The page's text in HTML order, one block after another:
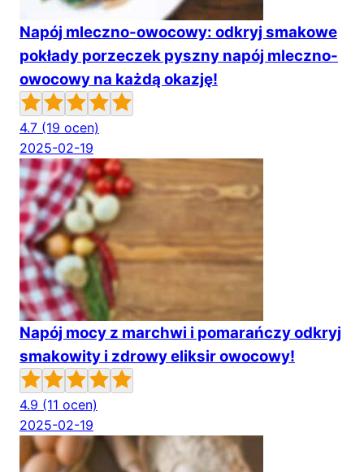
Napój mleczno-owocowy: odkryj smakowe
pokłady porzeczek pyszny napój mleczno-
owocowy na każdą okazję!
4.7 (19 ocen)
2025-02-19
Napój mocy z marchwi i pomarańczy odkryj
smakowity i zdrowy eliksir owocowy!
4.9 (11 ocen)
2025-02-19